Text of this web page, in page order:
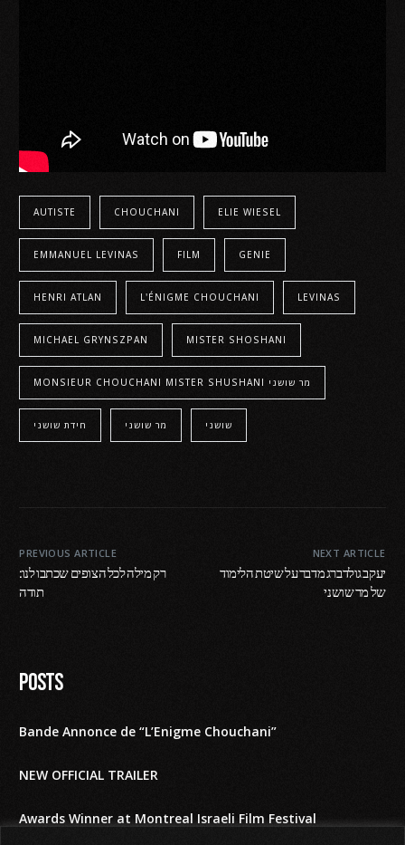
AUTISTE CHOUCHANI ELIE WIESEL
EMMANUEL LEVINAS FILM GENIE
HENRI ATLAN L'ÉNIGME CHOUCHANI LEVINAS
MICHAEL GRYNSZPAN MISTER SHOSHANI
MONSIEUR CHOUCHANI MISTER SHUSHANI מר שושני
חידת שושני מר שושני שושני
PREVIOUS ARTICLE
רק מילה לכל הצופים שכתבו לנו:
תודה
NEXT ARTICLE
יעקב גולדברג מדבר על שיטת הלימוד
של מר שושני
Posts
Bande Annonce de “L’Enigme Chouchani”
NEW OFFICIAL TRAILER
Awards Winner at Montreal Israeli Film Festival